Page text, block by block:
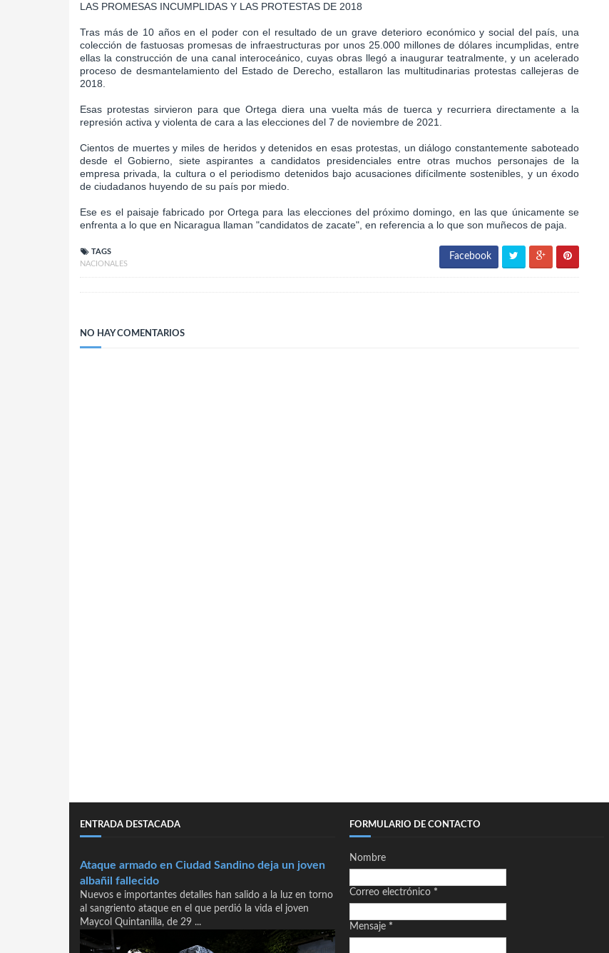
LAS PROMESAS INCUMPLIDAS Y LAS PROTESTAS DE 2018
Tras más de 10 años en el poder con el resultado de un grave deterioro económico y social del país, una
colección de fastuosas promesas de infraestructuras por unos 25.000 millones de dólares incumplidas, entre
ellas la construcción de una canal interoceánico, cuyas obras llegó a inaugurar teatralmente, y un acelerado
proceso de desmantelamiento del Estado de Derecho, estallaron las multitudinarias protestas callejeras de
2018.
Esas protestas sirvieron para que Ortega diera una vuelta más de tuerca y recurriera directamente a la
represión activa y violenta de cara a las elecciones del 7 de noviembre de 2021.
Cientos de muertes y miles de heridos y detenidos en esas protestas, un diálogo constantemente saboteado
desde el Gobierno, siete aspirantes a candidatos presidenciales entre otras muchos personajes de la
empresa privada, la cultura o el periodismo detenidos bajo acusaciones difícilmente sostenibles, y un éxodo
de ciudadanos huyendo de su país por miedo.
Ese es el paisaje fabricado por Ortega para las elecciones del próximo domingo, en las que únicamente se
enfrenta a lo que en Nicaragua llaman "candidatos de zacate", en referencia a lo que son muñecos de paja.
TAGS
NACIONALES
Facebook
NO HAY COMENTARIOS
ENTRADA DESTACADA
Ataque armado en Ciudad Sandino deja un joven
albañil fallecido
Nuevos e importantes detalles han salido a la luz en torno
al sangriento ataque en el que perdió la vida el joven
Maycol Quintanilla, de 29 ...
FORMULARIO DE CONTACTO
Nombre
Correo electrónico *
Mensaje *